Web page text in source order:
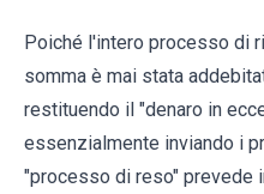
Poiché l'intero processo di
somma è mai stata
restituendo il "denaro in
essenzialmente inviando i
"processo di reso" prevede